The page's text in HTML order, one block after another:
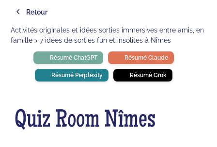
Retour
Activités originales et idées sorties immersives entre amis, en
famille > 7 idées de sorties fun et insolites à Nîmes
Résumé ChatGPT Résumé Claude
Résumé Perplexity Résumé Grok
Quiz Room Nîmes